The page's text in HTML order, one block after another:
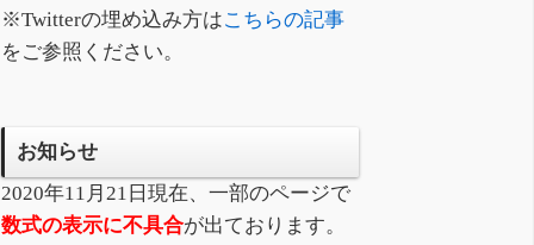
※Twitterの埋め込み方はこちらの記事
をご参照ください。
お知らせ
2020年11月21日現在、一部のページで
数式の表示に不具合が出ております。